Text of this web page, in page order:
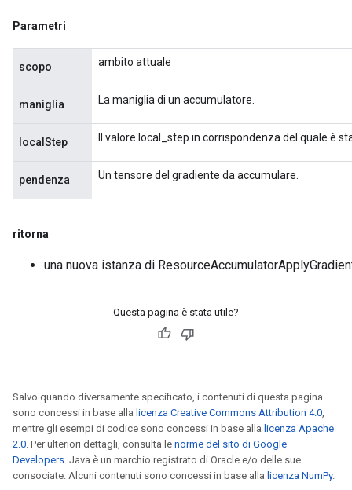
Parametri
scopo ambito attuale
maniglia La maniglia di un accumulatore.
localStep Il valore local_step in corrispondenza del quale è
pendenza Un tensore del gradiente da accumulare.
ritorna
una nuova istanza di
Questa pagina è stata utile?
Salvo quando diversamente specificato, i contenuti di questa pagina
sono concessi in base alla licenza Creative Commons Attribution 4.0,
mentre gli esempi di codice sono concessi in base alla licenza Apache
2.0. Per ulteriori dettagli, consulta le norme del sito di Google
Developers. Java è un marchio registrato di Oracle e/o delle sue
consociate. Alcuni contenuti sono concessi in base alla licenza NumPy.